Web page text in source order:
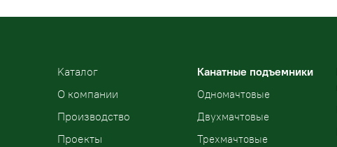
Kаталог
О компании
Производство
Проекты
Канатные подъемники
Одномачтовые
Двухмачтовые
Трехмачтовые